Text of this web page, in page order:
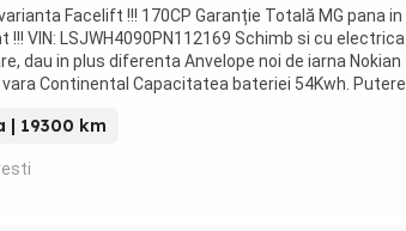
Facelift !!! 170CP Garanție Totală MG pana in
!!! VIN: LSJWH4090PN112169 Schimb si cu electrica
dau in plus diferenta Anvelope noi de iarna Nokian
Continental Capacitatea bateriei 54Kwh. Putere
| 19300 km